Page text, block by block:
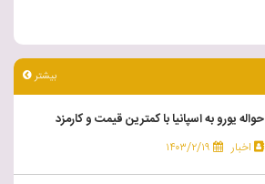
بیشتر
حواله یورو به اسپانیا با کمترین قیمت و کارمزد
اخبار ۱۴۰۳/۲/۱۹